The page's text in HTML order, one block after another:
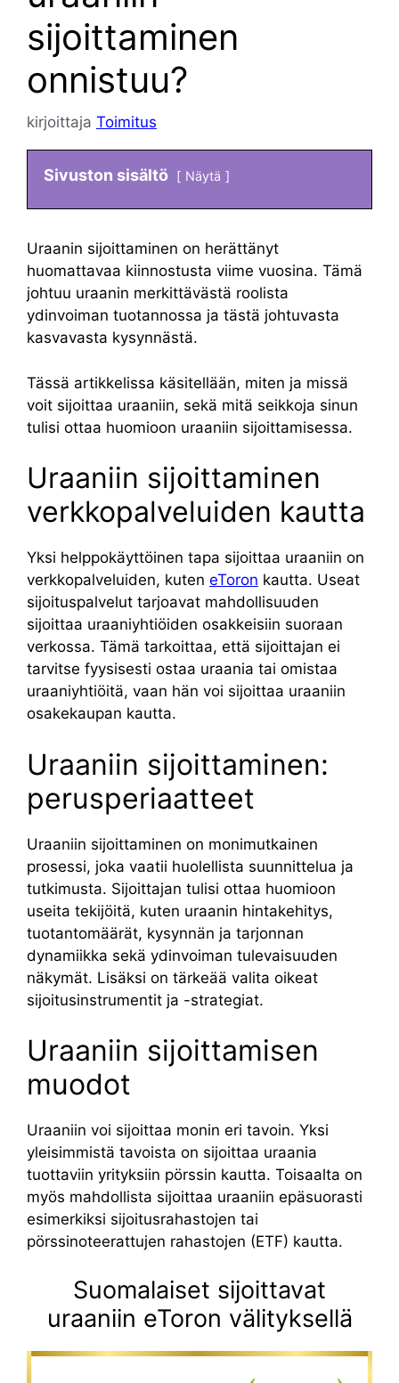
sijoittaminen
onnistuu?
kirjoittaja Toimitus
Sivuston sisältö Näytä
Uraanin sijoittaminen on herättänyt
huomattavaa kiinnostusta viime vuosina. Tämä
johtuu uraanin merkittävästä roolista
ydinvoiman tuotannossa ja tästä johtuvasta
kasvavasta kysynnästä.
Tässä artikkelissa käsitellään, miten ja missä
voit sijoittaa uraaniin, sekä mitä seikkoja sinun
tulisi ottaa huomioon uraaniin sijoittamisessa.
Uraaniin sijoittaminen
verkkopalveluiden kautta
Yksi helppokäyttöinen tapa sijoittaa uraaniin on
verkkopalveluiden, kuten eToron kautta. Useat
sijoituspalvelut tarjoavat mahdollisuuden
sijoittaa uraaniyhtiöiden osakkeisiin suoraan
verkossa. Tämä tarkoittaa, että sijoittajan ei
tarvitse fyysisesti ostaa uraania tai omistaa
uraaniyhtiöitä, vaan hän voi sijoittaa uraaniin
osakekaupan kautta.
Uraaniin sijoittaminen:
perusperiaatteet
Uraaniin sijoittaminen on monimutkainen
prosessi, joka vaatii huolellista suunnittelua ja
tutkimusta. Sijoittajan tulisi ottaa huomioon
useita tekijöitä, kuten uraanin hintakehitys,
tuotantomäärät, kysynnän ja tarjonnan
dynamiikka sekä ydinvoiman tulevaisuuden
näkymät. Lisäksi on tärkeää valita oikeat
sijoitusinstrumentit ja -strategiat.
Uraaniin sijoittamisen
muodot
Uraaniin voi sijoittaa monin eri tavoin. Yksi
yleisimmistä tavoista on sijoittaa uraania
tuottaviin yrityksiin pörssin kautta. Toisaalta on
myös mahdollista sijoittaa uraaniin epäsuorasti
esimerkiksi sijoitusrahastojen tai
pörssinoteerattujen rahastojen (ETF) kautta.
Suomalaiset sijoittavat
uraaniin eToron välityksellä